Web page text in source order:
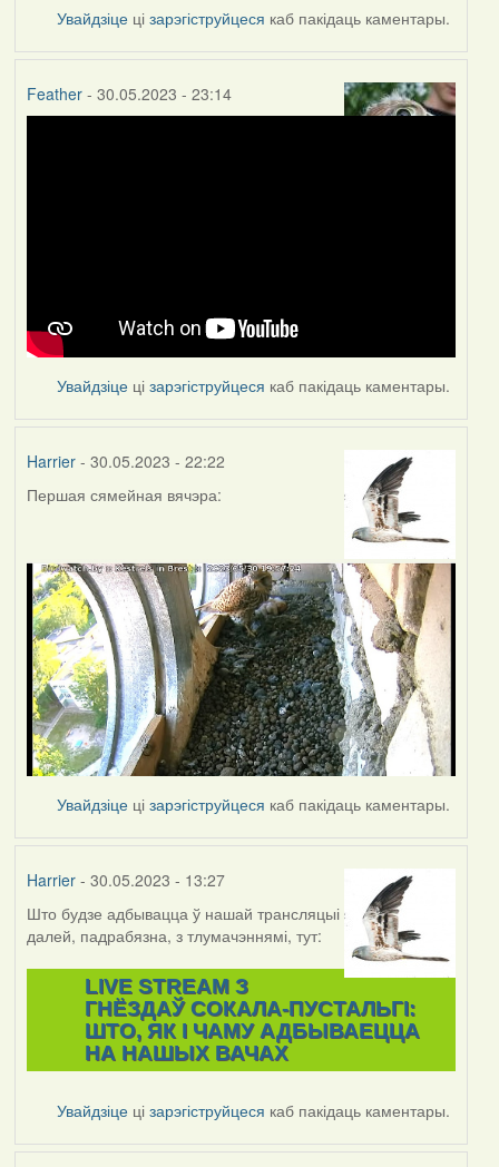
Увайдзіце цізарэгіструйцеся каб пакідаць каментары.
Feather- 30.05.2023 - 23:14
Увайдзіце цізарэгіструйцеся каб пакідаць каментары.
Harrier- 30.05.2023 - 22:22
Першая сямейная вячэра:
Увайдзіце цізарэгіструйцеся каб пакідаць каментары.
Harrier- 30.05.2023 - 13:27
Што будзе адбывацца ў нашай трансляцыі
далей, падрабязна, з тлумачэннямі, тут:
LIVE STREAM З
ГНЁЗДАЎ СОКАЛА-ПУСТАЛЬГІ:
ШТО, ЯК І ЧАМУ АДБЫВАЕЦЦА
НА НАШЫХ ВАЧАХ
Увайдзіце цізарэгіструйцеся каб пакідаць каментары.